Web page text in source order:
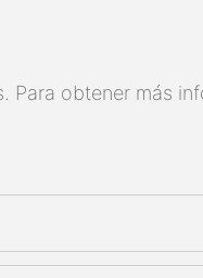
Para obtener más